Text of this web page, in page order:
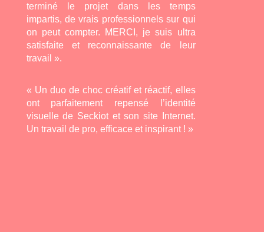
terminé le projet dans les temps
impartis, de vrais professionnels sur qui
on peut compter. MERCI, je suis ultra
satisfaite et reconnaissante de leur
travail ».
« Un duo de choc créatif et réactif, elles
ont parfaitement repensé l’identité
visuelle de Seckiot et son site Internet.
Un travail de pro, efficace et inspirant ! »